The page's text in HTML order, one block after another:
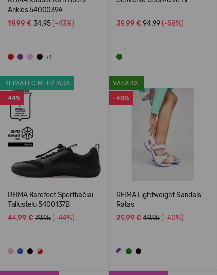
Ankles 5400039A
19,99 € 34.95 (-43%)
+1
39,99 € 94.99 (-58%)
-44%
REIMATEC MEDŽIAGA
REIMA Barefoot Sportbačiai
Tallustelu 5400137B
44,99 € 79.95 (-44%)
-40%
VASARAI
REIMA Lightweight Sandals
Ratas
29,99 € 49.95 (-40%)